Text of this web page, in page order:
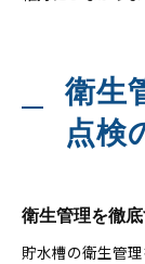
衛生
点検
衛生管理を徹
貯水槽の衛生管